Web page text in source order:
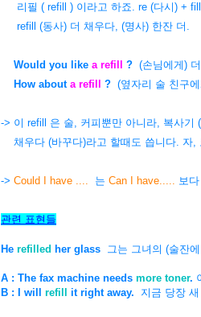
리필 ( refill ) 이라고 하죠. re (다시) + fill
refill (동사) 더 채우다, (명사) 한잔 더.
Would you like a refill ? (손님에게)
How about a refill ? (옆자리 술 친구
-> 이 refill 은 술, 커피뿐만 아니라, 복사기
채우다 (바꾸다)라고 할때도 씁니다. 자,
-> Could I have .... 는 Can I have..... 보다
관련 표현들
He refilled her glass 그는 그녀의 (술잔
A : The fax machine needs more toner.
B : I will refill it right away. 지금 당장